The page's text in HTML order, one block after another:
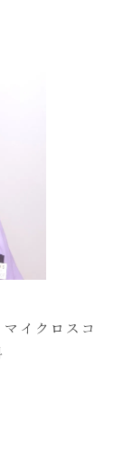
イクロスコ